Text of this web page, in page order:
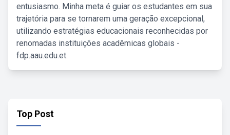
entusiasmo. Minha meta é guiar os estudantes em sua
trajetória para se tornarem uma geração excepcional,
utilizando estratégias educacionais reconhecidas por
renomadas instituições acadêmicas globais -
fdp.aau.edu.et.
Top Post